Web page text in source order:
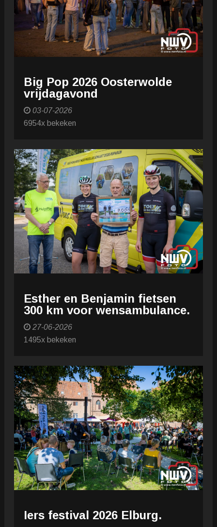
Big Pop 2026 Oosterwolde
vrijdagavond
03-07-2026
6954x bekeken
Esther en Benjamin fietsen
300 km voor wensambulance.
27-06-2026
1495x bekeken
Iers festival 2026 Elburg.